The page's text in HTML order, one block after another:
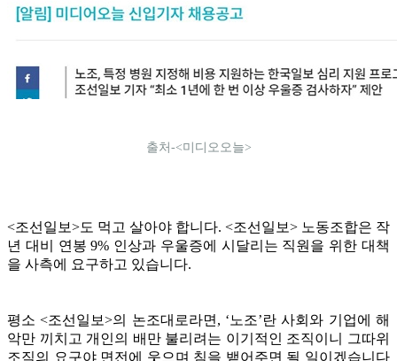
출처-<미디오오늘>
<조선일보>도 먹고 살아야 합니다. <조선일보> 노동조합은 작
년 대비 연봉 9% 인상과 우울증에 시달리는 직원을 위한 대책
을 사측에 요구하고 있습니다.
평소 <조선일보>의 논조대로라면, ‘노조’란 사회와 기업에 해
악만 끼치고 개인의 배만 불리려는 이기적인 조직이니 그따위
조직의 요구야 면전에 웃으며 침을 뱉어주면 될 일이겠습니다